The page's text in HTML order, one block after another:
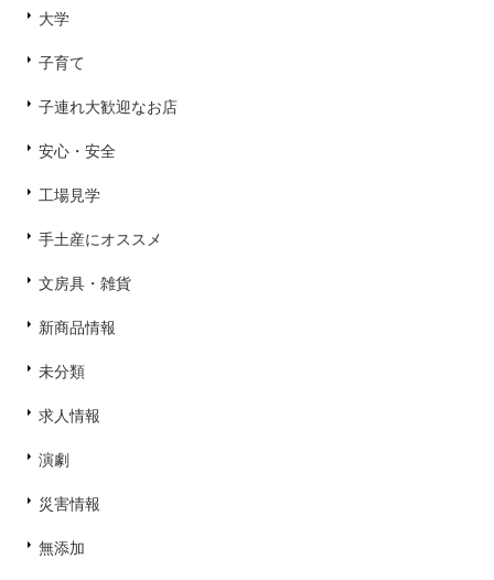
大学
子育て
子連れ大歓迎なお店
安心・安全
工場見学
手土産にオススメ
文房具・雑貨
新商品情報
未分類
求人情報
演劇
災害情報
無添加